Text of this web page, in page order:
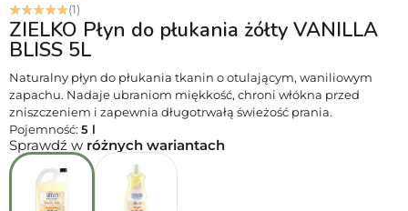
☆☆☆☆☆(1)
ZIELKO Płyn do płukania żółty VANILLA
BLISS 5L
Naturalny płyn do płukania tkanin o otulającym, waniliowym
zapachu. Nadaje ubraniom miękkość, chroni włókna przed
zniszczeniem i zapewnia długotrwałą świeżość prania.
Pojemność: 5 l
Sprawdź w różnych wariantach